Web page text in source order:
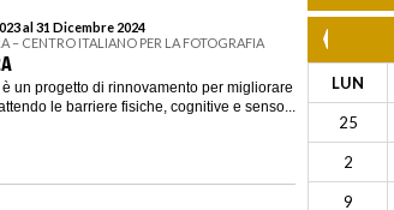
al 31 Dicembre 2024
– CENTRO ITALIANO PER LA FOTOGRAFIA
un progetto di rinnovamento per migliorare
le barriere fisiche, cognitive e senso...
LUN
25
2
9